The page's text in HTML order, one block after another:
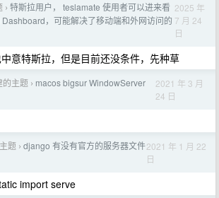
› 特斯拉用户， teslamate 使用者可以进来看
，可能解决了移动端和外网访问的
2025 年
7 月 24
日
意特斯拉，但是目前还没条件，先种草
的主题 › macos bigsur WindowServer
2021 年 3 月
24 日
题 › django 有没有官方的服务器文件2021 年 1 月 22
日
import serve